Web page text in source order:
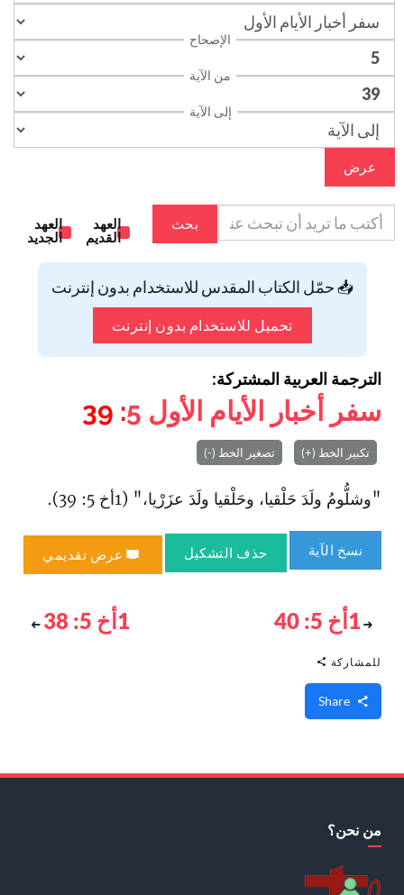
الإصحاح
من الآية
إلى الآية
عرض
بحث
العهد
القديم
العهد
الجديد
📥 حمّل الكتاب المقدس للاستخدام بدون إنترنت
تحميل للاستخدام بدون إنترنت
الترجمة العربية المشتركة:
سفر أخبار الأيام الأول 5
: 39
تكبير الخط (+) تصغير الخط (-)
"وشلُّومُ ولَدَ حَلْقيا، وحَلْقيا ولَدَ عزَرْيا،" (1أخ 5: 39).
نسخ الآية حذف التشكيل عرض تقديمي
1أخ 5: 40 1أخ 5: 38
للمشاركة
من نحن؟